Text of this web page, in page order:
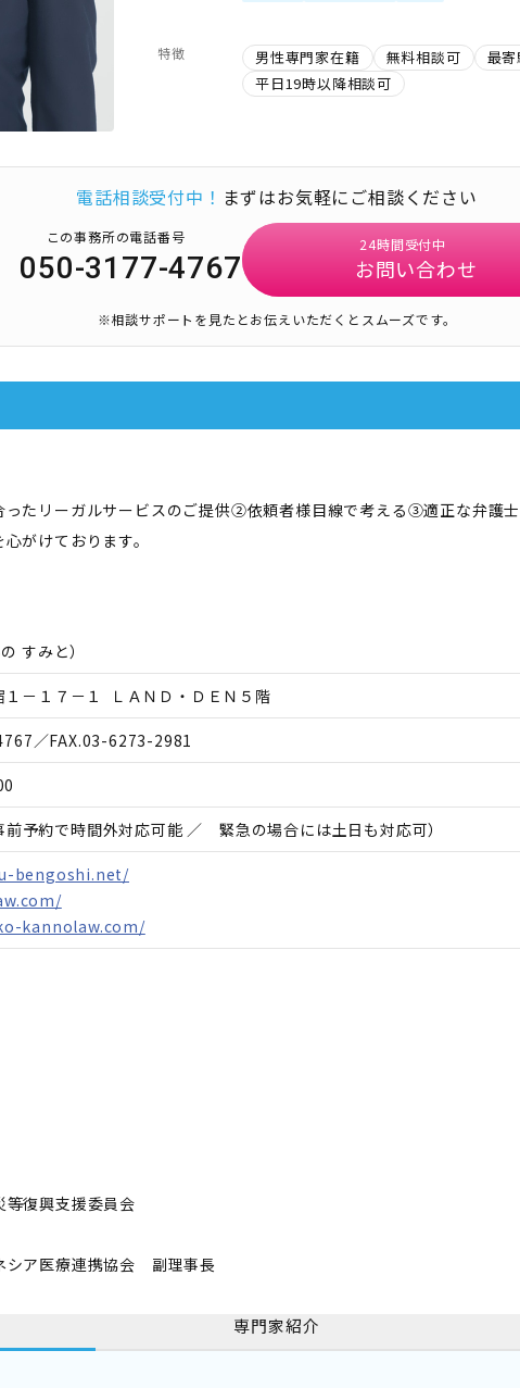
特徴 男性専門家在籍 無料相談可
最
平日19時以降相談可
電話相談受付中！ まずはお気軽にご相談ください
この事務所の電話番号
050-3177-4767
24時間受付中
お問い合わせ
※相談サポートを見たとお伝えいただくとスムーズです。
たリーガルサービスのご提供②依頼者様目線で考える③適正な弁護
がけております。
すみと）
１－１７－１ ＬＡＮＤ・ＤＥＮ５階
／FAX.03-6273-2981
前予約で時間外対応可能 ／ 緊急の場合には土日も対応可）
bengoshi.net/
kannolaw.com/
復興支援委員会
ア医療連携協会 副理事長
専門家紹介